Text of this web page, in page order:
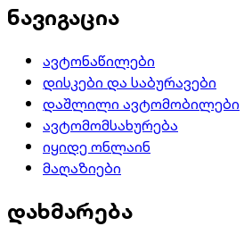
ნავიგაცია
ავტონაწილები
დისკები და საბურავები
დაშლილი ავტომობილები
ავტომომსახურება
იყიდე ონლაინ
მაღაზიები
დახმარება